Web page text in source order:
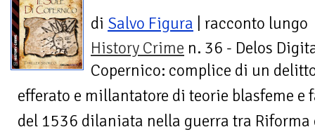
di Salvo Figura | racconto lungo
History Crime n. 36 - Delos
Copernico: complice di un
efferato e millantatore di teorie blasfeme e
del 1536 dilaniata nella guerra tra Riforma